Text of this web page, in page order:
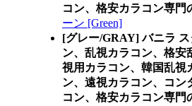
コン、格安カラコン専門
ーン [Green]
[グレー/GRAY] バニラ
ン、乱視カラコン、格安
視用カラコン、韓国乱視
ン、遠視カラコン、コン
コン、格安カラコン専門